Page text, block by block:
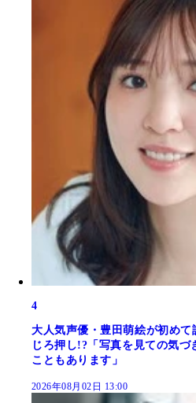
4
大人気声優・豊田萌絵が初め
じろ押し!?「写真を見ての気
こともあります」
2026年08月02日 13:00